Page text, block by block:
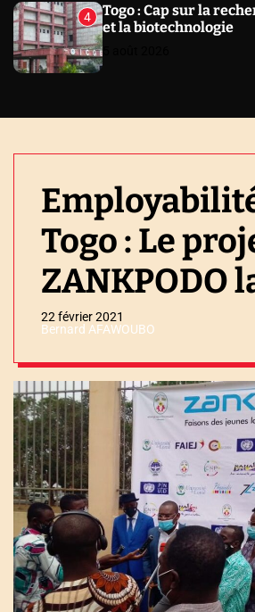
4
Togo : Cap sur la
et la biotechnologie
Togo : Le
ZANKPODO
Lomé
22 février 2021
Bernard AFAWOUBO